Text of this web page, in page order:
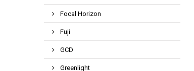
Focal Horizon
Fuji
GCD
Greenlight